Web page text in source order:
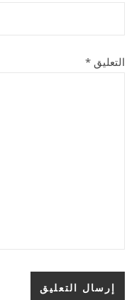
التعليق *